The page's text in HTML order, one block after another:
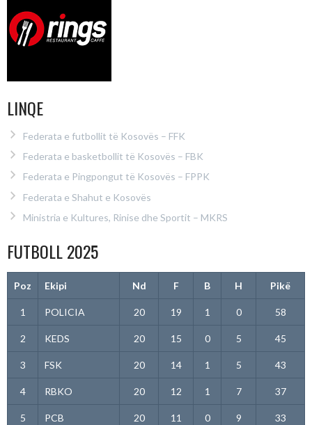
LINQE
Federata e futbollit të Kosovës – FFK
Federata e basketbollit të Kosovës – FBK
Federata e Pingpongut të Kosovës – FPPK
Federata e Shahut e Kosovës
Ministria e Kultures, Rinise dhe Sportit – MKRS
FUTBOLL 2025
Poz Ekipi Nd F B H Pikë
1 POLICIA 20 19 1 0 58
2 KEDS 20 15 0 5 45
3 FSK 20 14 1 5 43
4 RBKO 20 12 1 7 37
5 PCB 20 11 0 9 33